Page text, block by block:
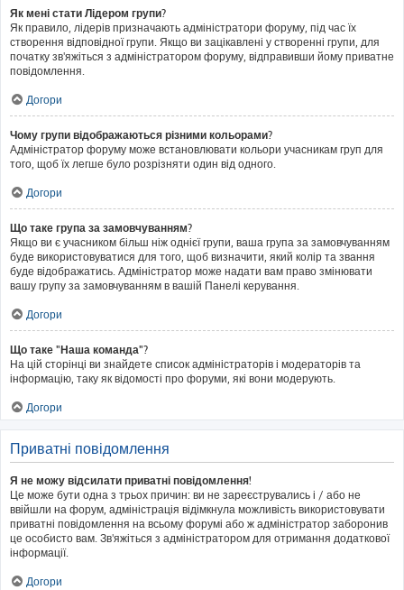
Як мені стати Лідером групи?
Як правило, лідерів призначають адміністратори форуму, під час їх
створення відповідної групи. Якщо ви зацікавлені у створенні групи, для
початку зв'яжіться з адміністратором форуму, відправивши йому приватне
повідомлення.
Догори
Чому групи відображаються різними кольорами?
Адміністратор форуму може встановлювати кольори учасникам груп для
того, щоб їх легше було розрізняти один від одного.
Догори
Що таке група за замовчуванням?
Якщо ви є учасником більш ніж однієї групи, ваша група за замовчуванням
буде використовуватися для того, щоб визначити, який колір та звання
буде відображатись. Адміністратор може надати вам право змінювати
вашу групу за замовчуванням в вашій Панелі керування.
Догори
Що таке "Наша команда"?
На цій сторінці ви знайдете список адміністраторів і модераторів та
інформацію, таку як відомості про форуми, які вони модерують.
Догори
Приватні повідомлення
Я не можу відсилати приватні повідомлення!
Це може бути одна з трьох причин: ви не зареєструвались і / або не
ввійшли на форум, адміністрація відімкнула можливість використовувати
приватні повідомлення на всьому форумі або ж адміністратор заборонив
це особисто вам. Зв'яжіться з адміністратором для отримання додаткової
інформації.
Догори